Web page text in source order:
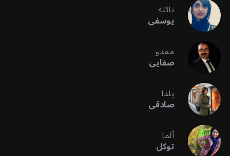
نائله
یوسفی
ممدو
صفایی
یلدا
صادقی
آلما
توکل